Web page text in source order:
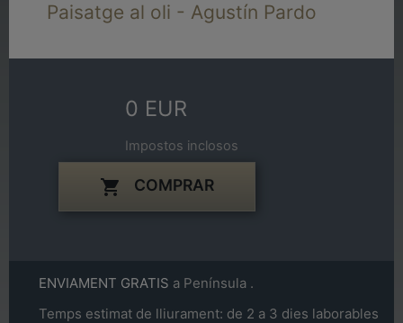
Paisatge al oli - Agustín Pardo
0 EUR
Impostos inclosos
 COMPRAR
ENVIAMENT GRATIS a Península .
Temps estimat de lliurament: de 2 a 3 dies laborables